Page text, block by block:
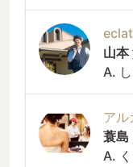
山本
A.
アル
蓑島
A.